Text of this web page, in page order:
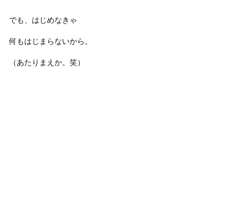
でも、はじめなきゃ
何もはじまらないから。
（あたりまえか。笑）